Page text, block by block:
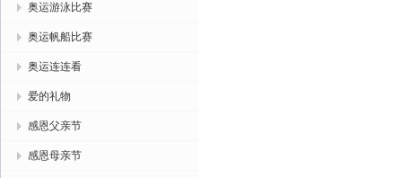
奥运游泳比赛
奥运帆船比赛
奥运连连看
爱的礼物
感恩父亲节
感恩母亲节